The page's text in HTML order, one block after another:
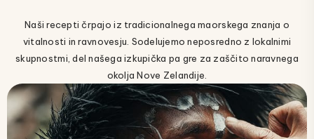
Naši recepti črpajo iz tradicionalnega maorskega znanja o
vitalnosti in ravnovesju. Sodelujemo neposredno z lokalnimi
skupnostmi, del našega izkupička pa gre za zaščito naravnega
okolja Nove Zelandije.